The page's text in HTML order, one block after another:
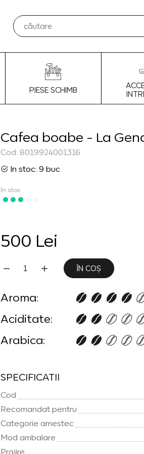
PIESE SCHIMB
Cafea boabe - La
Cod: 8019924001316
In stoc: 9 buc
în stoc
500 Lei
ÎN COȘ
Aroma:
Aciditate:
Arabica:
SPECIFICATII
Cod
Recomandat pentru
Categorie amestec
Mod ambalare
Prajire